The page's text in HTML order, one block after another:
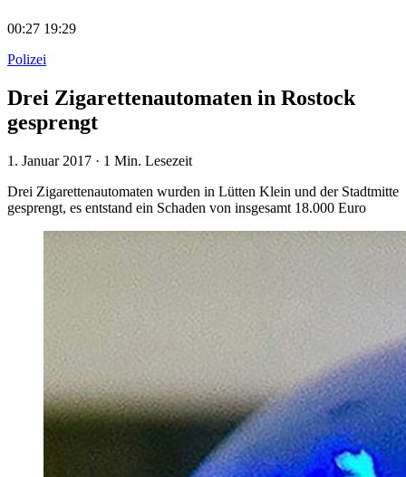
00:27 19:29
Polizei
Drei Zigarettenautomaten in Rostock
gesprengt
1. Januar 2017 · 1 Min. Lesezeit
Drei Zigarettenautomaten wurden in Lütten Klein und der Stadtmitte
gesprengt, es entstand ein Schaden von insgesamt 18.000 Euro